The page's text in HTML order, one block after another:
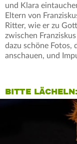
und Klara
Eltern von
Ritter, wie er zu
zwischen
dazu schöne Fotos,
anschauen, und
BITTE